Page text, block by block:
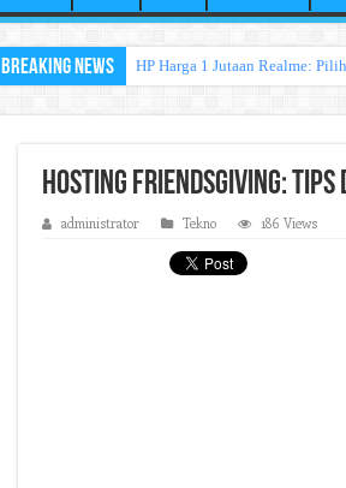
Breaking News HP Harga 1 Jutaan Realme:
Hosting Friendsgiving: Tips
administrator Tekno 186 Views